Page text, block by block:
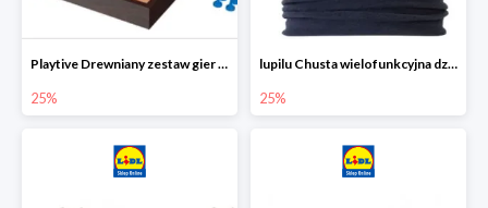
Playtive Drewniany zestaw gier 10 w 1
25%
lupilu Chusta wielofunkcyjna dziecięca
25%